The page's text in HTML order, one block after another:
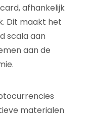
afhankelijk
Dit maakt het
scala aan
aan de
materialen